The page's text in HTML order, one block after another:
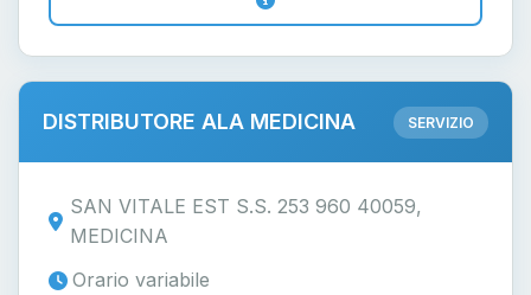
DISTRIBUTORE ALA MEDICINA SERVIZIO
SAN VITALE EST S.S. 253 960 40059,
MEDICINA
Orario variabile